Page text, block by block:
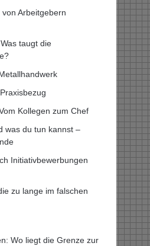
Arbeitgebern
taugt die
Kollegen zum Chef
was du tun kannst –
Initiativbewerbungen
zu lange im falschen
Wo liegt die Grenze zur